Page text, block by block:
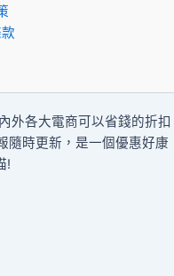
外各大電商可以省錢的折扣
隨時更新，是一個優惠好康
!